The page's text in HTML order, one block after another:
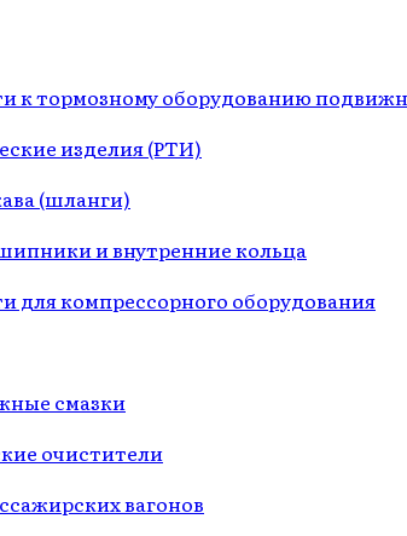
к тормозному оборудованию
изделия (РТИ)
(шланги)
и внутренние кольца
для компрессорного оборудования
смазки
очистители
вагонов